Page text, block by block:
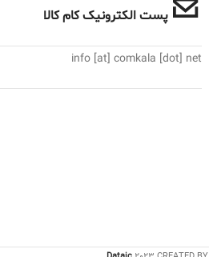
پست الکترونیک کام کالا
info [at] comkala [dot] net